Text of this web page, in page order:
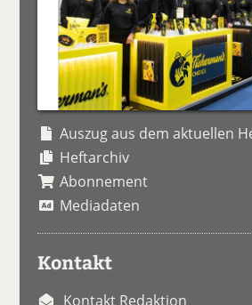
Auszug aus dem aktuellen
Heftarchiv
Abonnement
Mediadaten
Kontakt
Kontakt Redaktion